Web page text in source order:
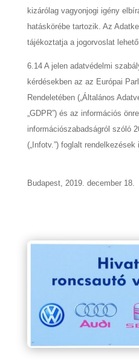
kizárólag vagyonjogi igény
hatáskörébe tartozik. Az
tájékoztatja a jogorvoslat
6.14 A jelen adatvédelmi
kérdésekben az az Európai
Rendeletében („Általános
„GDPR”) és az információs
információszabadságról szóló
(„Infotv.”) foglalt rendelkezések
Budapest, 2019. december 18.